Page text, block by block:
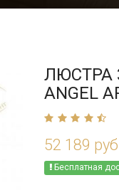
ЛЮСТРА
ANGEL
52 189
Бесплатная